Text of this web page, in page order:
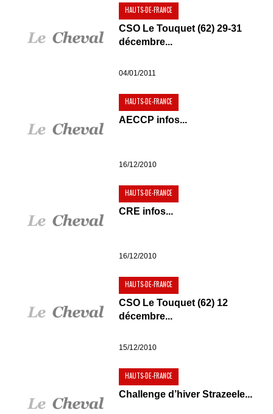
HAUTS-DE-FRANCE
CSO Le Touquet (62) 29-31
décembre...
04/01/2011
HAUTS-DE-FRANCE
AECCP infos...
16/12/2010
HAUTS-DE-FRANCE
CRE infos...
16/12/2010
HAUTS-DE-FRANCE
CSO Le Touquet (62) 12
décembre...
15/12/2010
HAUTS-DE-FRANCE
Challenge d’hiver Strazeele...